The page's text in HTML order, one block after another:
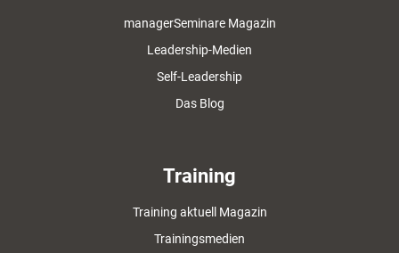
managerSeminare Magazin
Leadership-Medien
Self-Leadership
Das Blog
Training
Training aktuell Magazin
Trainingsmedien